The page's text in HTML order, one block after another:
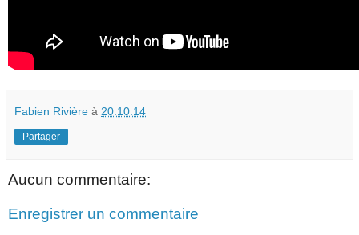
Fabien Rivière à 20.10.14
Partager
Aucun commentaire:
Enregistrer un commentaire